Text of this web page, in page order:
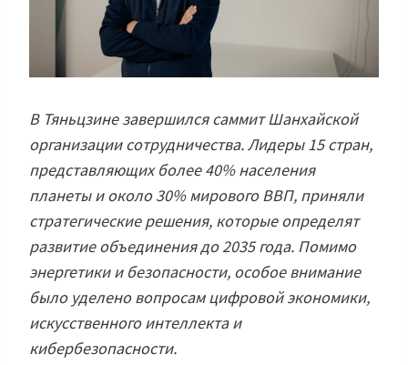
В Тяньцзине завершился саммит Шанхайской
организации сотрудничества. Лидеры 15 стран,
представляющих более 40% населения
планеты и около 30% мирового ВВП, приняли
стратегические решения, которые определят
развитие объединения до 2035 года. Помимо
энергетики и безопасности, особое внимание
было уделено вопросам цифровой экономики,
искусственного интеллекта и
кибербезопасности.